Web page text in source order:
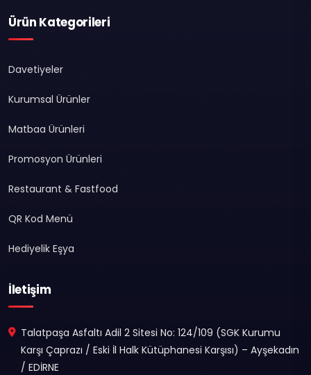
Ürün Kategorileri
Davetiyeler
Kurumsal Ürünler
Matbaa Ürünleri
Promosyon Ürünleri
Restaurant & Fastfood
QR Kod Menü
Hediyelik Eşya
İletişim
Talatpaşa Asfaltı Adil 2 Sitesi No: 124/109 (SGK Kurumu
Karşı Çaprazı / Eski İl Halk Kütüphanesi Karşısı) – Ayşekadın
/ EDİRNE